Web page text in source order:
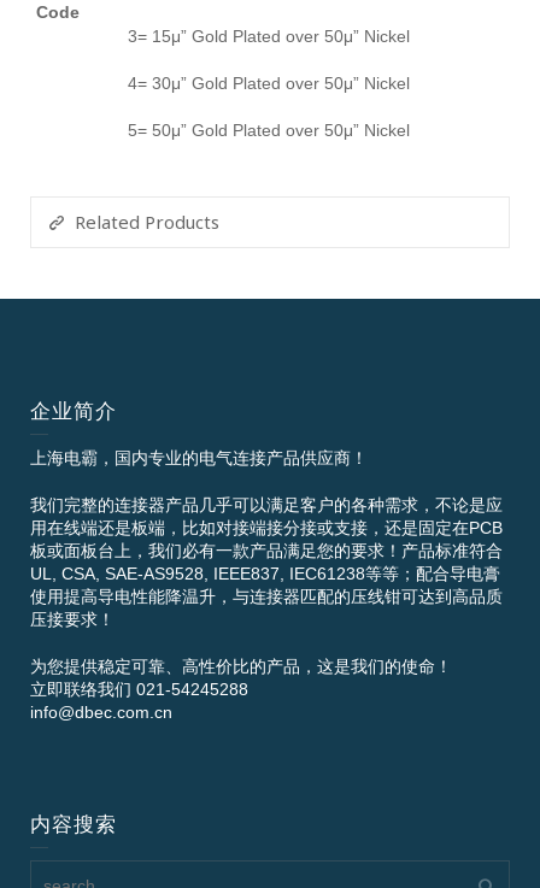
Code
3= 15μ” Gold Plated over 50μ” Nickel
4= 30μ” Gold Plated over 50μ” Nickel
5= 50μ” Gold Plated over 50μ” Nickel
Related Products
企业简介
上海电霸，国内专业的电气连接产品供应商！
我们完整的连接器产品几乎可以满足客户的各种需求，不论是应
用在线端还是板端，比如对接端接分接或支接，还是固定在PCB
板或面板台上，我们必有一款产品满足您的要求！产品标准符合
UL, CSA, SAE-AS9528, IEEE837, IEC61238等等；配合导电膏
使用提高导电性能降温升，与连接器匹配的压线钳可达到高品质
压接要求！
为您提供稳定可靠、高性价比的产品，这是我们的使命！
立即联络我们 021-54245288
info@dbec.com.cn
内容搜索